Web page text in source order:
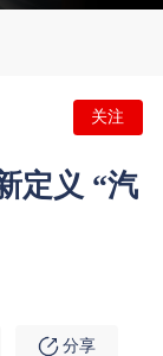
关注
定义 “汽
分享